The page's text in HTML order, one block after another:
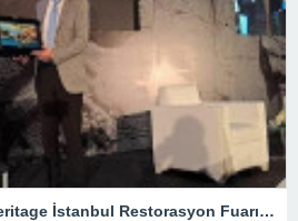
Amasra Belediyesi 7. Heritage İstanbul Restorasyon Fuarı’na katıldı – Siyaset